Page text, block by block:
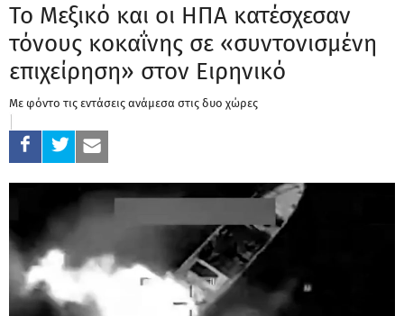
Το Μεξικό και οι ΗΠΑ κατέσχεσαν
τόνους κοκαΐνης σε «συντονισμένη
επιχείρηση» στον Ειρηνικό
Με φόντο τις εντάσεις ανάμεσα στις δυο χώρες